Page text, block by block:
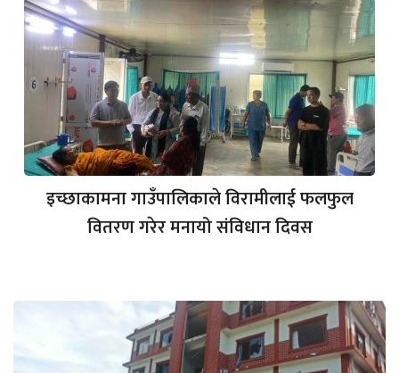
इच्छाकामना गाउँपालिकाले विरामीलाई फलफुल
वितरण गरेर मनायो संविधान दिवस